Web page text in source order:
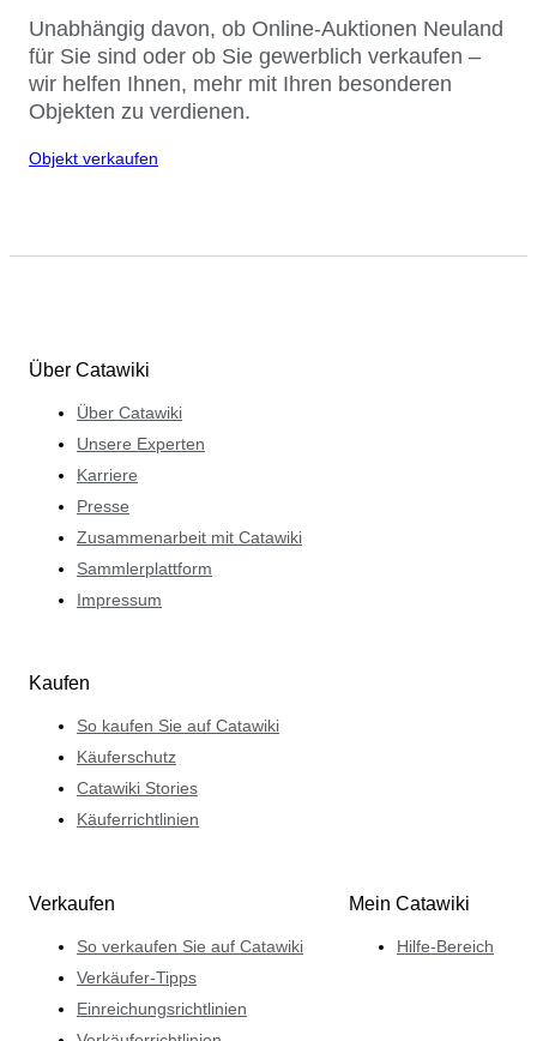
Unabhängig davon, ob Online-Auktionen Neuland
für Sie sind oder ob Sie gewerblich verkaufen –
wir helfen Ihnen, mehr mit Ihren besonderen
Objekten zu verdienen.
Objekt verkaufen
Über Catawiki
Über Catawiki
Unsere Experten
Karriere
Presse
Zusammenarbeit mit Catawiki
Sammlerplattform
Impressum
Kaufen
So kaufen Sie auf Catawiki
Käuferschutz
Catawiki Stories
Käuferrichtlinien
Verkaufen
So verkaufen Sie auf Catawiki
Verkäufer-Tipps
Einreichungsrichtlinien
Mein Catawiki
Hilfe-Bereich